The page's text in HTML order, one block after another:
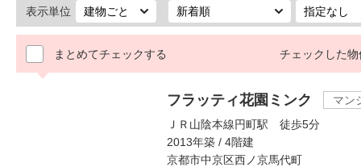
表示単位
まとめてチェックする チェックした物
フラッティ花園ミンク
マン
ＪＲ山陰本線円町駅 徒歩5分
2013年築 / 4階建
京都市中京区西ノ京馬代町